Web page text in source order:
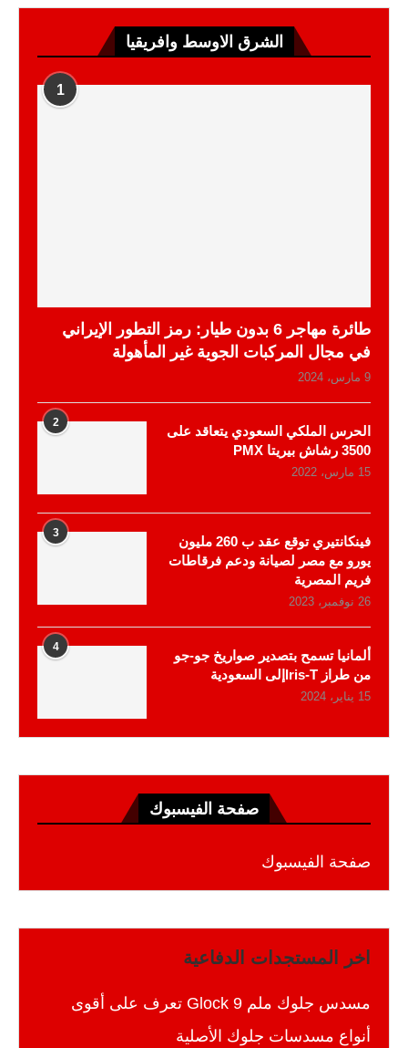
الشرق الاوسط وافريقيا
1
طائرة مهاجر 6 بدون طيار: رمز التطور الإيراني
في مجال المركبات الجوية غير المأهولة
9 مارس، 2024
2
الحرس الملكي السعودي يتعاقد على
3500 رشاش بيريتا PMX
15 مارس، 2022
3
فينكانتيري توقع عقد ب 260 مليون
يورو مع مصر لصيانة ودعم فرقاطات
فريم المصرية
26 نوفمبر، 2023
4
ألمانيا تسمح بتصدير صواريخ جو-جو
من طراز Iris-Tإلى السعودية
15 يناير، 2024
صفحة الفيسبوك
صفحة الفيسبوك
اخر المستجدات الدفاعية
مسدس جلوك ملم 9 Glock تعرف على أقوى
أنواع مسدسات جلوك الأصلية